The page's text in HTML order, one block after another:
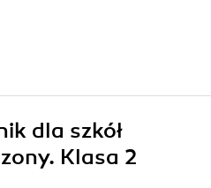
dla szkół
Klasa 2